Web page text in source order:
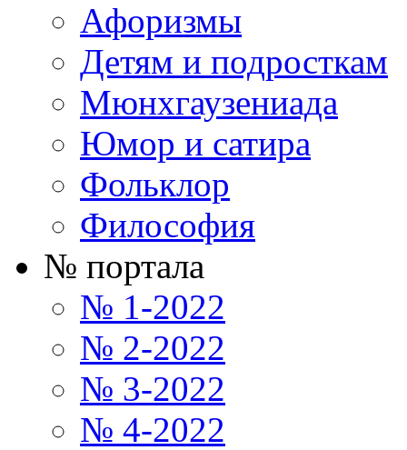
Афоризмы
Детям и подросткам
Мюнхгаузениада
Юмор и сатира
Фольклор
Философия
№ портала
№ 1-2022
№ 2-2022
№ 3-2022
№ 4-2022